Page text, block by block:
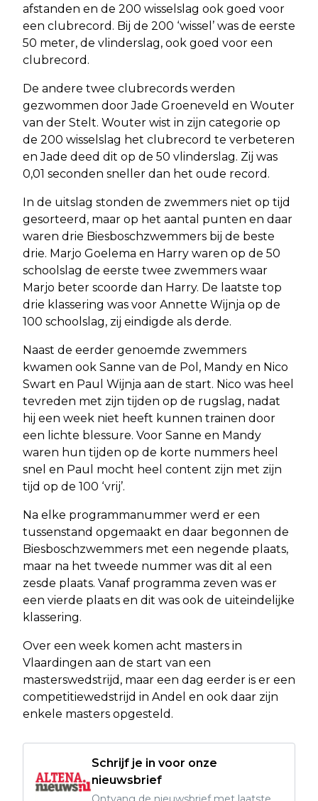
afstanden en de 200 wisselslag ook goed voor
een clubrecord. Bij de 200 ‘wissel’ was de eerste
50 meter, de vlinderslag, ook goed voor een
clubrecord.
De andere twee clubrecords werden
gezwommen door Jade Groeneveld en Wouter
van der Stelt. Wouter wist in zijn categorie op
de 200 wisselslag het clubrecord te verbeteren
en Jade deed dit op de 50 vlinderslag. Zij was
0,01 seconden sneller dan het oude record.
In de uitslag stonden de zwemmers niet op tijd
gesorteerd, maar op het aantal punten en daar
waren drie Biesboschzwemmers bij de beste
drie. Marjo Goelema en Harry waren op de 50
schoolslag de eerste twee zwemmers waar
Marjo beter scoorde dan Harry. De laatste top
drie klassering was voor Annette Wijnja op de
100 schoolslag, zij eindigde als derde.
Naast de eerder genoemde zwemmers
kwamen ook Sanne van de Pol, Mandy en Nico
Swart en Paul Wijnja aan de start. Nico was heel
tevreden met zijn tijden op de rugslag, nadat
hij een week niet heeft kunnen trainen door
een lichte blessure. Voor Sanne en Mandy
waren hun tijden op de korte nummers heel
snel en Paul mocht heel content zijn met zijn
tijd op de 100 ‘vrij’.
Na elke programmanummer werd er een
tussenstand opgemaakt en daar begonnen de
Biesboschzwemmers met een negende plaats,
maar na het tweede nummer was dit al een
zesde plaats. Vanaf programma zeven was er
een vierde plaats en dit was ook de uiteindelijke
klassering.
Over een week komen acht masters in
Vlaardingen aan de start van een
masterswedstrijd, maar een dag eerder is er een
competitiewedstrijd in Andel en ook daar zijn
enkele masters opgesteld.
Schrijf je in voor onze
nieuwsbrief